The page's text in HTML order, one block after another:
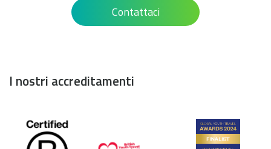
Contattaci
I nostri accreditamenti